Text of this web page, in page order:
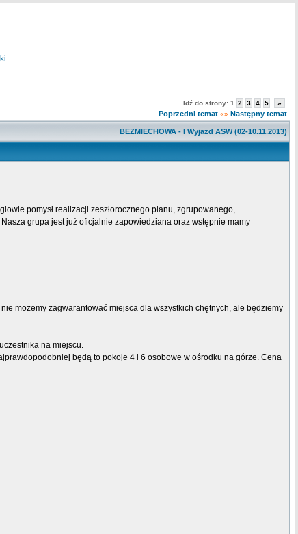
Idź do strony: 1 2 3 4 5 »
Poprzedni temat «» Następny temat
BEZMIECHOWA - I Wyjazd ASW (02-10.11.2013)
pomysł realizacji zeszłorocznego planu, zgrupowanego,
grupa jest już oficjalnie zapowiedziana oraz wstępnie mamy
możemy zagwarantować miejsca dla wszystkich chętnych, ale będziemy
na miejscu.
będą to pokoje 4 i 6 osobowe w ośrodku na górze. Cena